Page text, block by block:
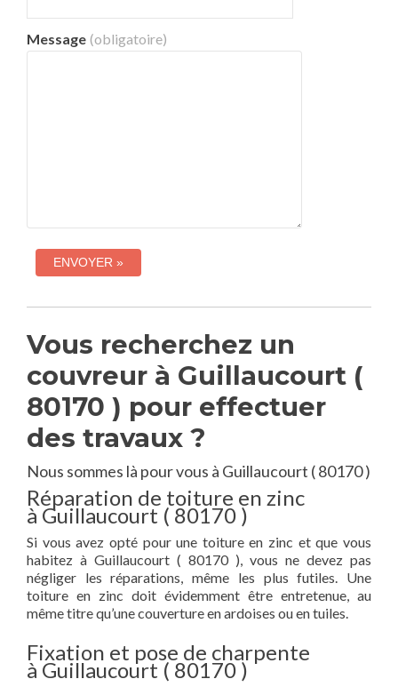
Message (obligatoire)
Vous recherchez un
couvreur à Guillaucourt (
80170 ) pour effectuer
des travaux ?
Nous sommes là pour vous à Guillaucourt ( 80170 )
Réparation de toiture en zinc
à Guillaucourt ( 80170 )
Si vous avez opté pour une toiture en zinc et que vous
habitez à Guillaucourt ( 80170 ), vous ne devez pas
négliger les réparations, même les plus futiles. Une
toiture en zinc doit évidemment être entretenue, au
même titre qu’une couverture en ardoises ou en tuiles.
Fixation et pose de charpente
à Guillaucourt ( 80170 )